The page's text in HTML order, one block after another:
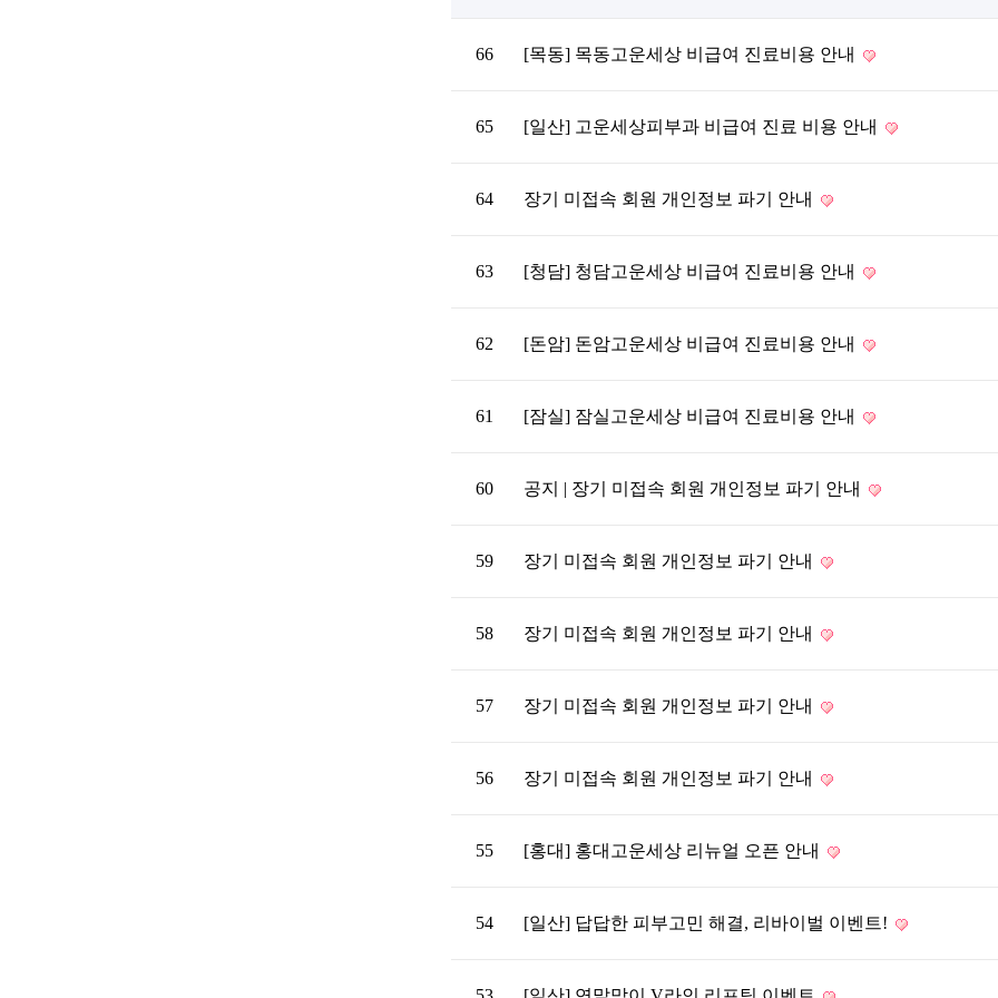
66 [목동] 목동고운세상 비급여 진료비용 안내
65 [일산] 고운세상피부과 비급여 진료 비용 안내
64 장기 미접속 회원 개인정보 파기 안내
63 [청담] 청담고운세상 비급여 진료비용 안내
62 [돈암] 돈암고운세상 비급여 진료비용 안내
61 [잠실] 잠실고운세상 비급여 진료비용 안내
60 공지 | 장기 미접속 회원 개인정보 파기 안내
59 장기 미접속 회원 개인정보 파기 안내
58 장기 미접속 회원 개인정보 파기 안내
57 장기 미접속 회원 개인정보 파기 안내
56 장기 미접속 회원 개인정보 파기 안내
55 [홍대] 홍대고운세상 리뉴얼 오픈 안내
54 [일산] 답답한 피부고민 해결, 리바이벌 이벤트!